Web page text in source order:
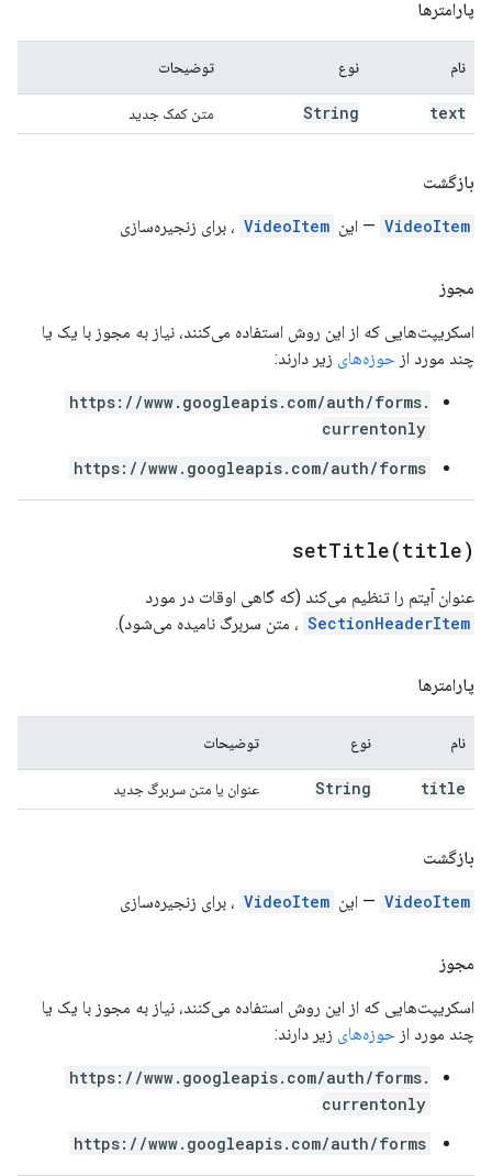
پارامترها
نام نوع توضیحات
text
String متن کمک جدید
بازگشت
VideoItem — این VideoItem ، برای زنجیره‌سازی
مجوز
اسکریپت‌هایی که از این روش استفاده می‌کنند، نیاز به مجوز با یک یا
چند مورد از حوزه‌های زیر دارند:
https://www.googleapis.com/auth/forms.
currentonly
https://www.googleapis.com/auth/forms
setTitle(title)
عنوان آیتم را تنظیم می‌کند (که گاهی اوقات در مورد
SectionHeaderItem ، متن سربرگ نامیده می‌شود).
پارامترها
نام نوع توضیحات
title
String عنوان یا متن سربرگ جدید
بازگشت
VideoItem — این VideoItem ، برای زنجیره‌سازی
مجوز
اسکریپت‌هایی که از این روش استفاده می‌کنند، نیاز به مجوز با یک یا
چند مورد از حوزه‌های زیر دارند:
https://www.googleapis.com/auth/forms.
currentonly
https://www.googleapis.com/auth/forms